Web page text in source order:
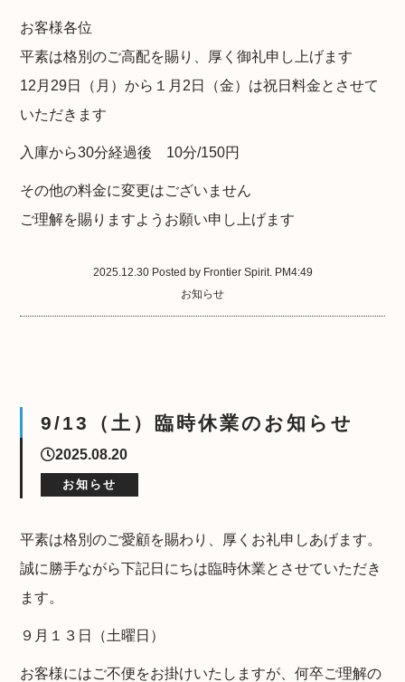
お客様各位
平素は格別のご高配を賜り、厚く御礼申し上げます
12月29日（月）から１月2日（金）は祝日料金とさせて
いただきます
入庫から30分経過後 10分/150円
その他の料金に変更はございません
ご理解を賜りますようお願い申し上げます
2025.12.30 Posted by Frontier Spirit. PM4:49
お知らせ
9/13（土）臨時休業のお知らせ
2025.08.20
お知らせ
平素は格別のご愛顧を賜わり、厚くお礼申しあげます。
誠に勝手ながら下記日にちは臨時休業とさせていただき
ます。
９月１３日（土曜日）
お客様にはご不便をお掛けいたしますが、何卒ご理解の